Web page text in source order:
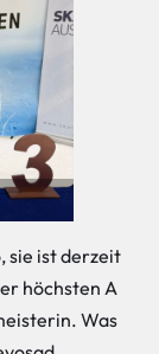
sie ist derzeit
höchsten A
Was